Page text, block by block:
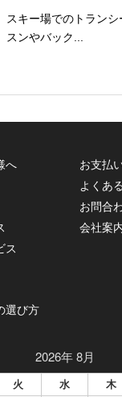
スキー場でのトラン
スンやバック...
へ
ス
お支払
よくあ
お問合
会社案
選び方
2026年 8月
火 水 木